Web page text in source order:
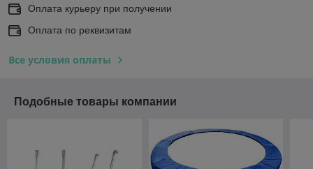
Оплата курьеру при получении
Оплата по реквизитам
Все условия оплаты
Подобные товары компании